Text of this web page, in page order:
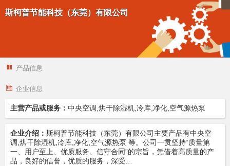
斯柯普节能科技（东莞）有限公司
产品信息
企业信息
主营产品或服务： 中央空调,烘干除湿机,冷库,净化,空气源热泵
企业介绍： 斯柯普节能科技（东莞）有限公司主要产品有中央空
调,烘干除湿机,冷库,净化,空气源热泵 等。公司一贯坚持“质量第
一、用户至上、优质服务、信守合同”的宗旨，凭借着高质量的产
品，良好的信誉，优质的服务，深受…